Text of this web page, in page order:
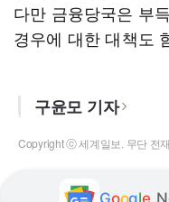
다만 금융당국은 부
경우에 대한 대책도
구윤모 기자
Copyright ⓒ 세계일보. 무단 전
Google